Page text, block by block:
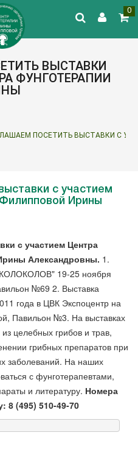
0
ВЫСТАВКИ
ФУНГОТЕРАПИИ
ПОСЕТИТЬ ВЫСТАВКИ С
с участием
Ирины
с участием Центра
Александровны. 1.
19-25 ноября
№69 2. Выставка
года в ЦВК Экспоцентр на
Павильон №3. На выставках
целебных грибов и трав,
грибных препаратов при
заболеваний. На наших
с фунготерапевтами,
и литературу. Номера
8 (495) 510-49-70